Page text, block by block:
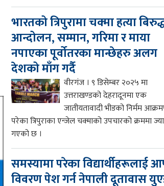
भारतको त्रिपुरामा चक्मा हत्या
आन्दोलन, सम्मान, गरिमा र माया
नपाएका पूर्वोतरका मान्छेहरु अलग
देशको माँग गर्दै
वीरगंज । ९ डिसेम्बर २०२५ मा
उत्तराखण्डको देहरादूनमा एक
जातीयतावादी भीडको निर्मम
परेका त्रिपुराका एन्जेल चक्माको उपचारको क्रममा
गएको छ ।
समस्यामा परेका विद्यार्थीहरूलाई
विवरण पेश गर्न नेपाली दूतावास